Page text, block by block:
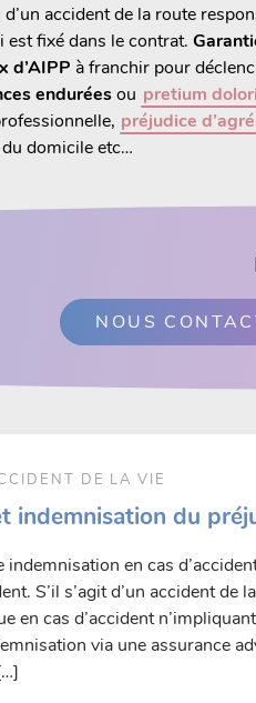
accident de la route
est fixé dans le contrat.
d’AIPP à franchir pour
enduréesou pretium
préjudice
domicile etc…
NOUS
DE LA VIE
indemnisation du
indemnisation en cas
S’il s’agit d’un accident de
en cas d’accident
via une assurance